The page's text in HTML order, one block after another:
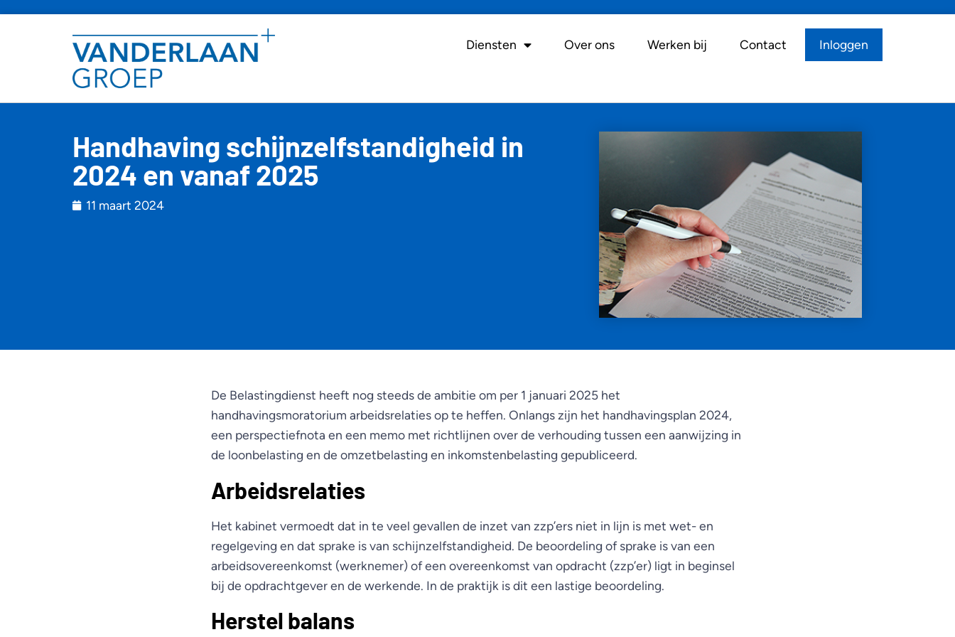
Diensten Over ons Werken bij Contact Inloggen
Handhaving schijnzelfstandigheid in
2024 en vanaf 2025
11 maart 2024
De Belastingdienst heeft nog steeds de ambitie om per 1 januari 2025 het
handhavingsmoratorium arbeidsrelaties op te heffen. Onlangs zijn het handhavingsplan 2024,
een perspectiefnota en een memo met richtlijnen over de verhouding tussen een aanwijzing in
de loonbelasting en de omzetbelasting en inkomstenbelasting gepubliceerd.
Arbeidsrelaties
Het kabinet vermoedt dat in te veel gevallen de inzet van zzp’ers niet in lijn is met wet- en
regelgeving en dat sprake is van schijnzelfstandigheid. De beoordeling of sprake is van een
arbeidsovereenkomst (werknemer) of een overeenkomst van opdracht (zzp’er) ligt in beginsel
bij de opdrachtgever en de werkende. In de praktijk is dit een lastige beoordeling.
Herstel balans